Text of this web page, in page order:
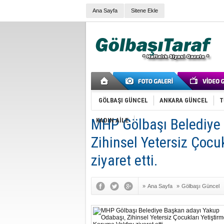
Ana Sayfa Sitene Ekle
GÖLBAŞI GÜNCEL ANKARA GÜNCEL
KADIN AİLE
MHP Gölbaşı
Zihinsel Yetersiz
ziyaret etti.
» Ana Sayfa » Gölbaşı Güncel